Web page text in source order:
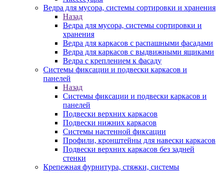
Ведра для мусора, системы сортировки и хранения
Назад
Ведра для мусора, системы сортировки и
хранения
Ведра для каркасов с распашными фасадами
Ведра для каркасов с выдвижными ящиками
Ведра с креплением к фасаду
Системы фиксации и подвески каркасов и
панелей
Назад
Системы фиксации и подвески каркасов и
панелей
Подвески верхних каркасов
Подвески нижних каркасов
Системы настенной фиксации
Профили, кронштейны для навески каркасов
Подвески верхних каркасов без задней
стенки
Крепежная фурнитура, стяжки, системы